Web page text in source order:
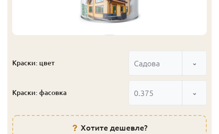
Краски: цвет Садова
Краски: фасовка 0.375
Хотите дешевле?